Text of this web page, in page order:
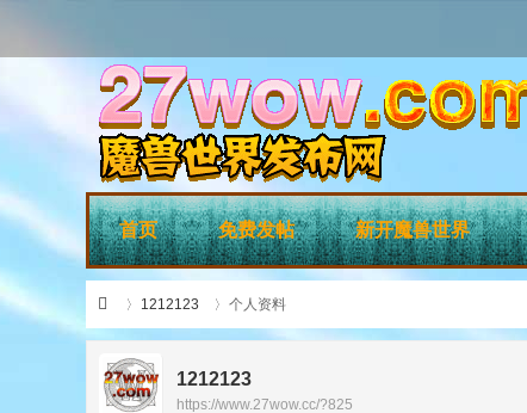
首页 免费发帖 新开魔兽世界
›
1212123
›
个人资料
1212123
https://www.27wow.cc/?825